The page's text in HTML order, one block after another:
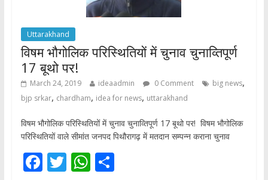
Uttarakhand
विषम भौगोलिक परिस्थितियों में चुनाव चुनाव्तिपूर्ण
17 बूथो पर!
March 24, 2019 ideaadmin 0 Comment big news,
bjp srkar, chardham, idea for news, uttarakhand
विषम भौगोलिक परिस्थितियों में चुनाव चुनाव्तिपूर्ण 17 बूथो पर! विषम भौगोलिक
परिस्थितियों वाले सीमांत जनपद पिथौरागढ़ में मतदान सम्पन्न कराना चुनाव
F T W S